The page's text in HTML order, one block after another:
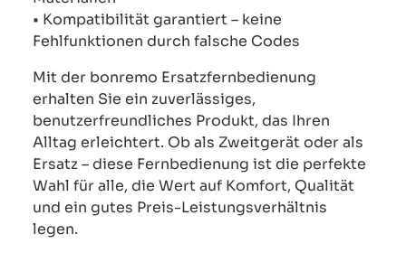
• Kompatibilität garantiert – keine
Fehlfunktionen durch falsche Codes
Mit der bonremo Ersatzfernbedienung
erhalten Sie ein zuverlässiges,
benutzerfreundliches Produkt, das Ihren
Alltag erleichtert. Ob als Zweitgerät oder als
Ersatz – diese Fernbedienung ist die perfekte
Wahl für alle, die Wert auf Komfort, Qualität
und ein gutes Preis-Leistungsverhältnis
legen.